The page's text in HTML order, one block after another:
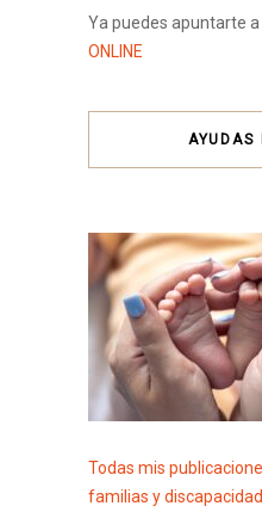
Ya puedes apuntarte a
ONLINE
AYUDAS
Todas mis
familias y discapacidad